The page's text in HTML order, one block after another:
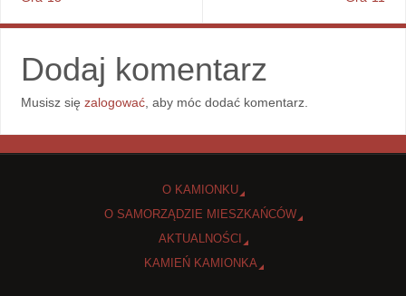
Dodaj komentarz
Musisz się zalogować, aby móc dodać komentarz.
O KAMIONKU
O SAMORZĄDZIE MIESZKAŃCÓW
AKTUALNOŚCI
KAMIEŃ KAMIONKA